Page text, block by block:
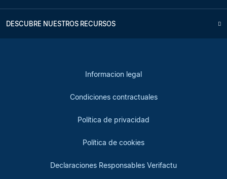
DESCUBRE NUESTROS RECURSOS
Informacion legal
Condiciones contractuales
Política de privacidad
Política de cookies
Declaraciones Responsables Verifactu